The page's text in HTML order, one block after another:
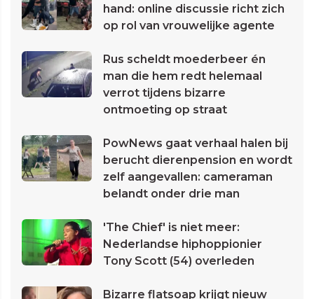
hand: online discussie richt zich
op rol van vrouwelijke agente
Rus scheldt moederbeer én
man die hem redt helemaal
verrot tijdens bizarre
ontmoeting op straat
PowNews gaat verhaal halen bij
berucht dierenpension en wordt
zelf aangevallen: cameraman
belandt onder drie man
'The Chief' is niet meer:
Nederlandse hiphoppionier
Tony Scott (54) overleden
Bizarre flatsoap krijgt nieuw